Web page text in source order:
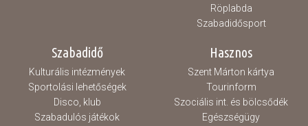
Röplabda
Szabadidősport
Szabadidő
Kulturális intézmények
Sportolási lehetőségek
Disco, klub
Szabadulós játékok
Hasznos
Szent Márton kártya
Tourinform
Szociális int. és bölcsődék
Egészségügy